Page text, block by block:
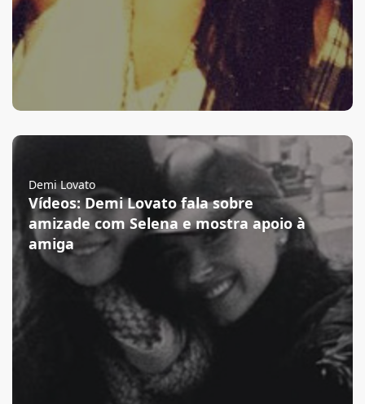
Demi Lovato
Vídeos: Demi Lovato fala sobre
amizade com Selena e mostra apoio à
amiga